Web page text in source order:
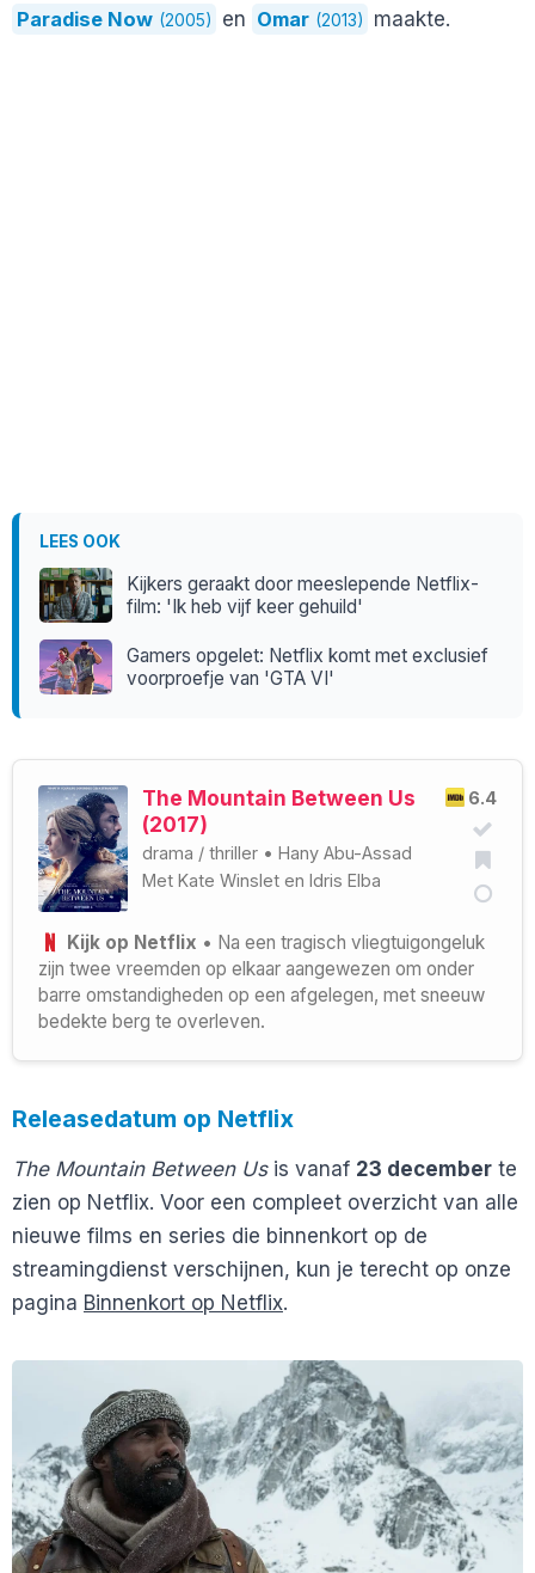
Paradise Now (2005) en Omar (2013) maakte.
LEES OOK
Kijkers geraakt door meeslepende Netflix-
film: 'Ik heb vijf keer gehuild'
Gamers opgelet: Netflix komt met exclusief
voorproefje van 'GTA VI'
6.4
The Mountain Between Us
(2017)
drama / thriller • Hany Abu-Assad
Met Kate Winslet en Idris Elba
Kijk op Netflix • Na een tragisch vliegtuigongeluk
zijn twee vreemden op elkaar aangewezen om onder
barre omstandigheden op een afgelegen, met sneeuw
bedekte berg te overleven.
Releasedatum op Netflix
The Mountain Between Usis vanaf 23 december te
zien op Netflix. Voor een compleet overzicht van alle
nieuwe films en series die binnenkort op de
streamingdienst verschijnen, kun je terecht op onze
pagina Binnenkort op Netflix.